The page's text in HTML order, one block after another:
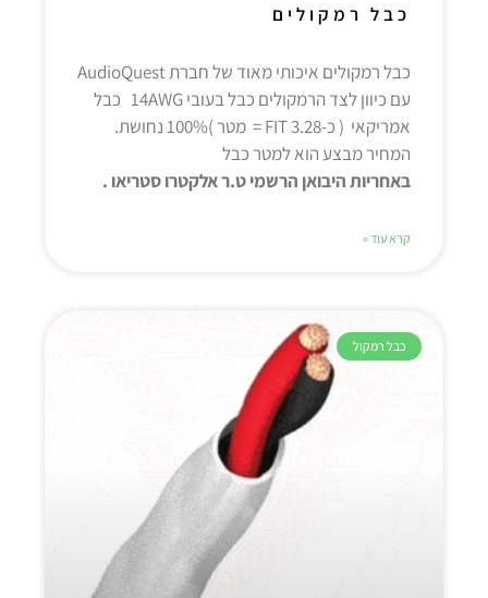
כבל רמקולים
כבל רמקולים איכותי מאוד של חברת AudioQuest
עם כיוון לצד הרמקולים כבל בעובי 14AWG כבל
אמריקאי ( כ-3.28 FIT = מטר )100% נחושת.
המחיר מבצע הוא למטר כבל
באחריות היבואן הרשמי ט.ר אלקטרו סטריאו .
קרא עוד »
כבל רמקול